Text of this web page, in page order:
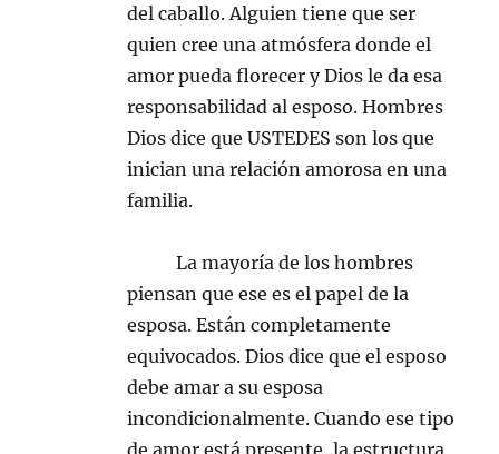
del caballo. Alguien tiene que ser
quien cree una atmósfera donde el
amor pueda florecer y Dios le da esa
responsabilidad al esposo. Hombres
Dios dice que USTEDES son los que
inician una relación amorosa en una
familia.
La mayoría de los hombres
piensan que ese es el papel de la
esposa. Están completamente
equivocados. Dios dice que el esposo
debe amar a su esposa
incondicionalmente. Cuando ese tipo
de amor está presente, la estructura